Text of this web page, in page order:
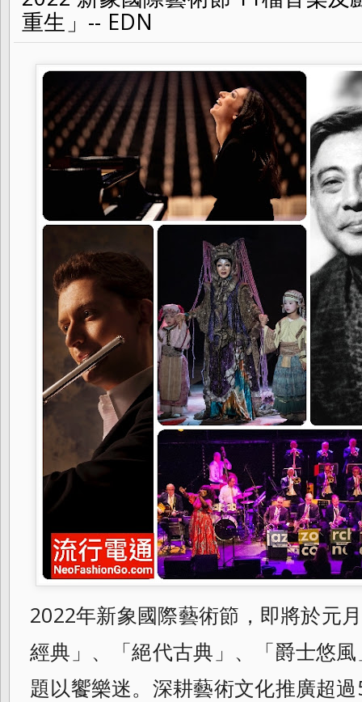
重生」-- EDN
2022年新象國際藝術節，即將於元
經典」、「絕代古典」、「爵士悠
題以饗樂迷。深耕藝術文化推廣超